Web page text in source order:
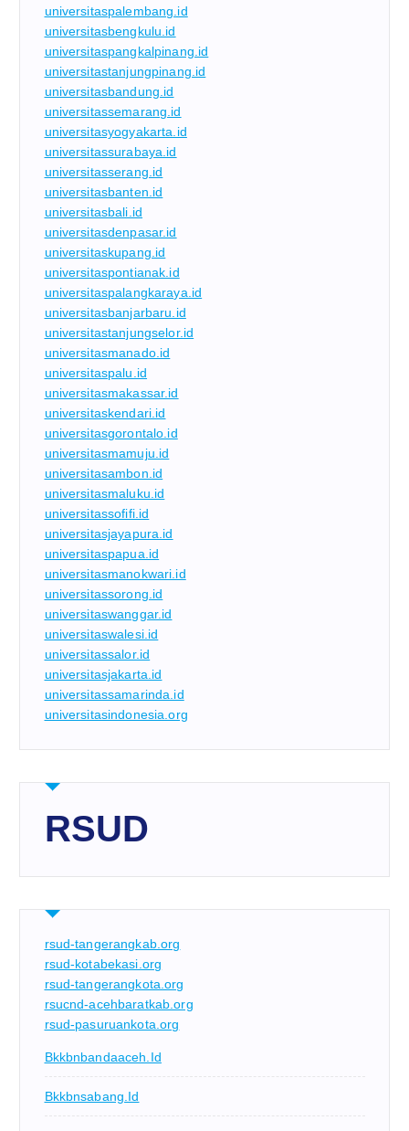
universitaspalembang.id
universitasbengkulu.id
universitaspangkalpinang.id
universitastanjungpinang.id
universitasbandung.id
universitassemarang.id
universitasyogyakarta.id
universitassurabaya.id
universitasserang.id
universitasbanten.id
universitasbali.id
universitasdenpasar.id
universitaskupang.id
universitaspontianak.id
universitaspalangkaraya.id
universitasbanjarbaru.id
universitastanjungselor.id
universitasmanado.id
universitaspalu.id
universitasmakassar.id
universitaskendari.id
universitasgorontalo.id
universitasmamuju.id
universitasambon.id
universitasmaluku.id
universitassofifi.id
universitasjayapura.id
universitaspapua.id
universitasmanokwari.id
universitassorong.id
universitaswanggar.id
universitaswalesi.id
universitassalor.id
universitasjakarta.id
universitassamarinda.id
universitasindonesia.org
RSUD
rsud-tangerangkab.org
rsud-kotabekasi.org
rsud-tangerangkota.org
rsucnd-acehbaratkab.org
rsud-pasuruankota.org
Bkkbnbandaaceh.id
Bkkbnsabang.id